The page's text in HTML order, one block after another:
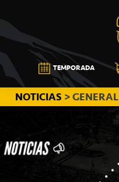
a
la
navegación
principal
al
contenido
principal
a
la
barra
lateral
principal
CB
CANARIAS
TEMPORADA
NOTICIAS > GENERAL